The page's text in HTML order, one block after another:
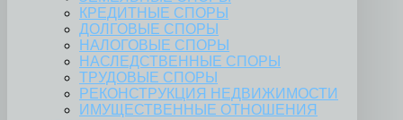
КРЕДИТНЫЕ СПОРЫ
ДОЛГОВЫЕ СПОРЫ
НАЛОГОВЫЕ СПОРЫ
НАСЛЕДСТВЕННЫЕ СПОРЫ
ТРУДОВЫЕ СПОРЫ
РЕКОНСТРУКЦИЯ НЕДВИЖИМОСТИ
ИМУЩЕСТВЕННЫЕ ОТНОШЕНИЯ